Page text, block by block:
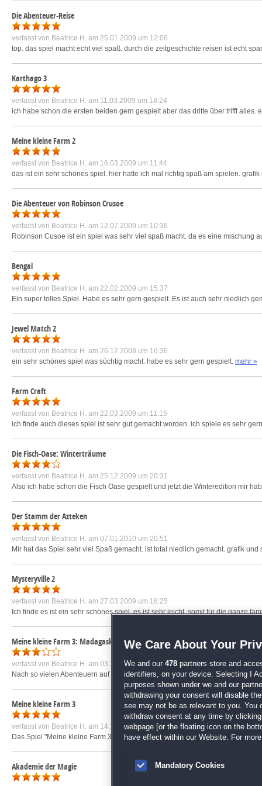
Die Abenteuer-Reise
verfasst von Beatrice H. am 25.01.2009 um 12:06
top. das spiel macht echt viel spaß. durch die zeitgeschichte reisen ist echt
Karthago 3
verfasst von Beatrice H. am 11.03.2009 um 18:24
ich habe schon die ersten beiden gern gespielt aber das dritte über trifft alles.
Meine kleine Farm 2
verfasst von Beatrice H. am 16.03.2009 um 11:44
das ist ein sehr schönes spiel. hier hatte ich mal richtig spaß am spielen.
Die Abenteuer von Robinson Crusoe
verfasst von Beatrice H. am 12.07.2009 um 10:36
Robinson Cusoe ist ein spiel was sehr viel spaß macht. da es eine mischung
Bengal
verfasst von Beatrice H. am 22.02.2009 um 15:37
Ein super tolles Spiel. Habe es sehr gern gespielt. Es ist auch sehr niedlich
Jewel Match 2
verfasst von Beatrice H. am 26.12.2008 um 16:36
ein sehr schönes spiel was süchtig macht. habe es sehr gern gespielt. mehr »
Farm Craft
verfasst von Beatrice H. am 22.03.2009 um 11:15
ich finde auch dieses spiel ist sehr gut gemacht worden. ich spiele es sehr
Die Fisch-Oase: Winterträume
verfasst von Beatrice H. am 25.12.2009 um 20:31
Also ich habe schon die Fisch Oase gespielt und jetzt die Winteredition mir
Der Stamm der Azteken
verfasst von Beatrice H. am 07.01.2010 um 20:51
Mir hat das Spiel sehr viel Spaß gemacht. ist total niedlich gemacht. grafik
Mysteryville 2
verfasst von Beatrice H. am 27.03.2009 um 16:25
Ich finde es ist ein sehr schönes spiel. es ist sehr leicht. somit für die ganze
Meine kleine Farm 3: Madagaskar
verfasst von Beatrice H. am 03.10.2010 um 18:03
Nach so vielen Abenteuern auf der kleinen Farm unterscheiden Sie sich
Meine kleine Farm 3
verfasst von Beatrice H. am 14.11.2009 um 19:39
Das Spiel "Meine kleine Farm 3" ist ein super tolles Spiel. Es macht sehr viel
Akademie der Magie
We Care About Your
We and our 478 partners store and
identifiers, on your device. Selecting I
purposes shown under we and our
withdrawing your consent will disable
see may not be as relevant to you. You
withdraw consent at any time by
webpage [or the floating icon on the
have effect within our Website. For
Mandatory Cookies